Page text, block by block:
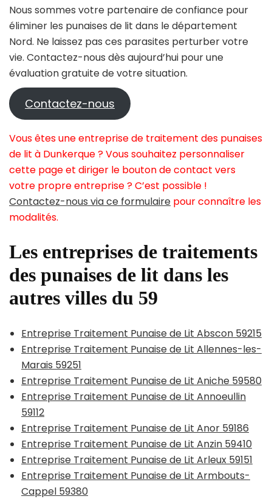
Nous sommes votre partenaire de confiance pour
éliminer les punaises de lit dans le département
Nord. Ne laissez pas ces parasites perturber votre
vie. Contactez-nous dès aujourd’hui pour une
évaluation gratuite de votre situation.
Contactez-nous
Vous êtes une entreprise de traitement des punaises
de lit à Dunkerque ? Vous souhaitez personnaliser
cette page et diriger le bouton de contact vers
votre propre entreprise ? C’est possible !
Contactez-nous via ce formulaire pour connaître les
modalités.
Les entreprises de traitements
des punaises de lit dans les
autres villes du 59
Entreprise Traitement Punaise de Lit Abscon 59215
Entreprise Traitement Punaise de Lit Allennes-les-
Marais 59251
Entreprise Traitement Punaise de Lit Aniche 59580
Entreprise Traitement Punaise de Lit Annoeullin
59112
Entreprise Traitement Punaise de Lit Anor 59186
Entreprise Traitement Punaise de Lit Anzin 59410
Entreprise Traitement Punaise de Lit Arleux 59151
Entreprise Traitement Punaise de Lit Armbouts-
Cappel 59380